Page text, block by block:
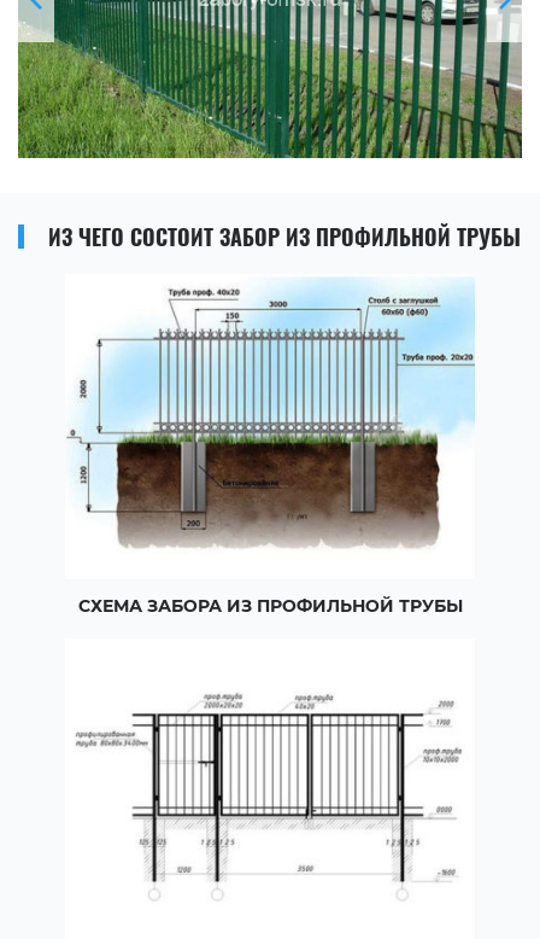
ИЗ ЧЕГО СОСТОИТ ЗАБОР ИЗ ПРОФИЛЬНОЙ ТРУБЫ
СХЕМА ЗАБОРА ИЗ ПРОФИЛЬНОЙ ТРУБЫ